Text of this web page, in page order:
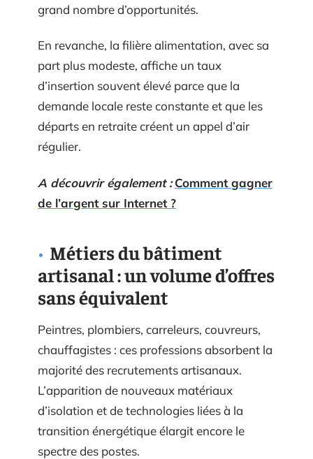
grand nombre d’opportunités.
En revanche, la filière alimentation, avec sa
part plus modeste, affiche un taux
d’insertion souvent élevé parce que la
demande locale reste constante et que les
départs en retraite créent un appel d’air
régulier.
A découvrir également : Comment gagner
de l’argent sur Internet ?
Métiers du bâtiment
artisanal : un volume d’offres
sans équivalent
Peintres, plombiers, carreleurs, couvreurs,
chauffagistes : ces professions absorbent la
majorité des recrutements artisanaux.
L’apparition de nouveaux matériaux
d’isolation et de technologies liées à la
transition énergétique élargit encore le
spectre des postes.